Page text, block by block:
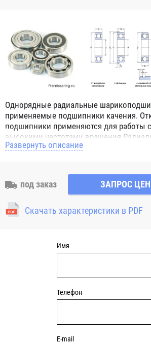
Однорядные радиальные
применяемые подшипники качения.
подшипники применяются для работы
высокими частотами
шарикоподшипники обозначением 2Z
обозначением 2RS 2RS1 2RSH 2RSR
контактные уплотнения из бутадиен-
(NBR) и пригодны для средних частот
поставляются подшипники с
Развернуть описание
под заказ ЗАПРОС
Скачать характеристики в PDF
Имя
Телефон
E-mail